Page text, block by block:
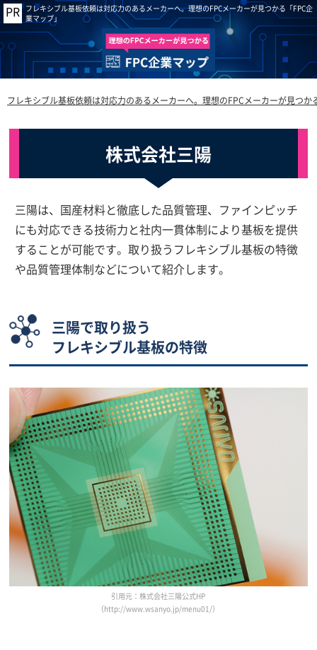
フレキシブル基板依頼は対応力のあるメーカーへ。理想のFPCメーカーが見つかる「FPC企
業マップ」
フレキシブル基板依頼は対応力のあるメーカーへ。理想のFPCメーカーが見つか
株式会社三陽
三陽は、国産材料と徹底した品質管理、ファインピッチ
にも対応できる技術力と社内一貫体制により基板を提供
することが可能です。取り扱うフレキシブル基板の特徴
や品質管理体制などについて紹介します。
三陽で取り扱う
フレキシブル基板の特徴
引用元：株式会社三陽公式HP
（http://www.wsanyo.jp/menu01/）